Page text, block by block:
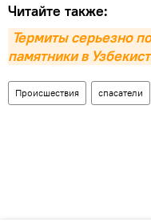
Читайте также:
Термиты серьезно
памятники в
Происшествия спасатели